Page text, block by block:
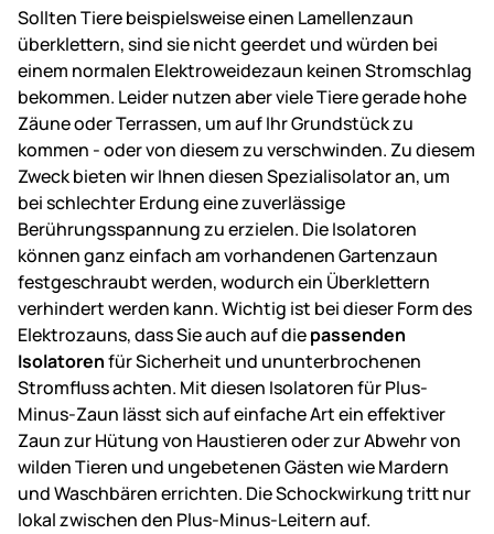
Sollten Tiere beispielsweise einen Lamellenzaun
überklettern, sind sie nicht geerdet und würden bei
einem normalen Elektroweidezaun keinen Stromschlag
bekommen. Leider nutzen aber viele Tiere gerade hohe
Zäune oder Terrassen, um auf Ihr Grundstück zu
kommen - oder von diesem zu verschwinden. Zu diesem
Zweck bieten wir Ihnen diesen Spezialisolator an, um
bei schlechter Erdung eine zuverlässige
Berührungsspannung zu erzielen. Die Isolatoren
können ganz einfach am vorhandenen Gartenzaun
festgeschraubt werden, wodurch ein Überklettern
verhindert werden kann. Wichtig ist bei dieser Form des
Elektrozauns, dass Sie auch auf diepassenden
Isolatorenfür Sicherheit und ununterbrochenen
Stromfluss achten. Mit diesen Isolatoren für Plus-
Minus-Zaun lässt sich auf einfache Art ein effektiver
Zaun zur Hütung von Haustieren oder zur Abwehr von
wilden Tieren und ungebetenen Gästen wie Mardern
und Waschbären errichten. Die Schockwirkung tritt nur
lokal zwischen den Plus-Minus-Leitern auf.